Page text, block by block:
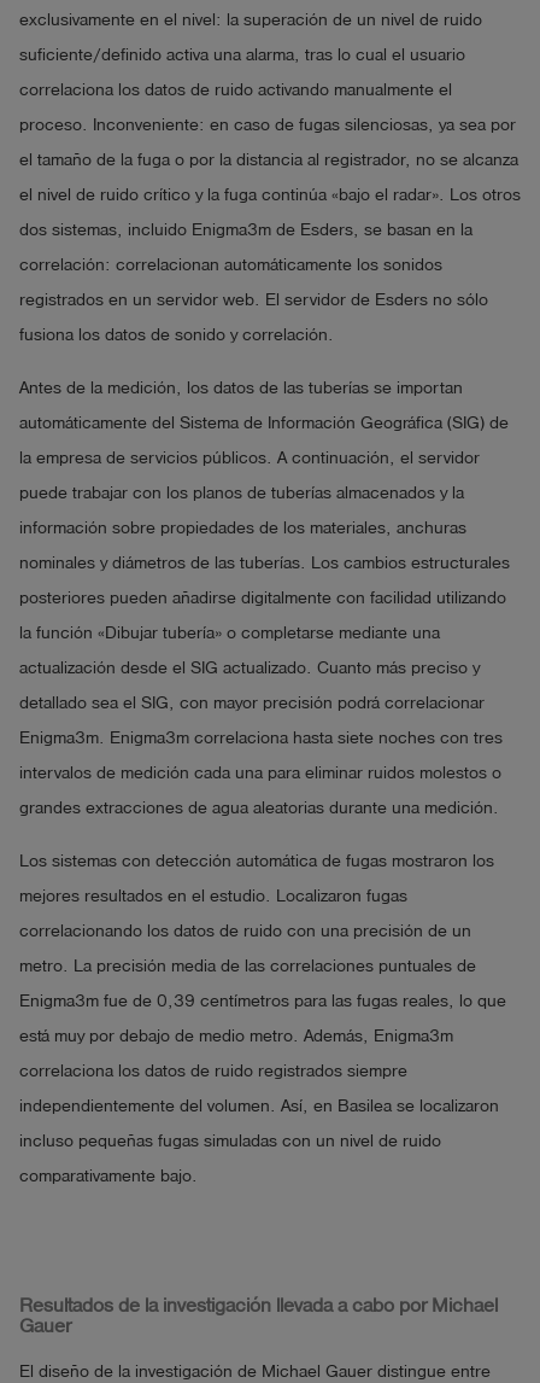
exclusivamente en el nivel: la superación de un nivel de ruido
suficiente/definido activa una alarma, tras lo cual el usuario
correlaciona los datos de ruido activando manualmente el
proceso. Inconveniente: en caso de fugas silenciosas, ya sea por
el tamaño de la fuga o por la distancia al registrador, no se alcanza
el nivel de ruido crítico y la fuga continúa «bajo el radar». Los otros
dos sistemas, incluido Enigma3m de Esders, se basan en la
correlación: correlacionan automáticamente los sonidos
registrados en un servidor web. El servidor de Esders no sólo
fusiona los datos de sonido y correlación.
Antes de la medición, los datos de las tuberías se importan
automáticamente del Sistema de Información Geográfica (SIG) de
la empresa de servicios públicos. A continuación, el servidor
puede trabajar con los planos de tuberías almacenados y la
información sobre propiedades de los materiales, anchuras
nominales y diámetros de las tuberías. Los cambios estructurales
posteriores pueden añadirse digitalmente con facilidad utilizando
la función «Dibujar tubería» o completarse mediante una
actualización desde el SIG actualizado. Cuanto más preciso y
detallado sea el SIG, con mayor precisión podrá correlacionar
Enigma3m. Enigma3m correlaciona hasta siete noches con tres
intervalos de medición cada una para eliminar ruidos molestos o
grandes extracciones de agua aleatorias durante una medición.
Los sistemas con detección automática de fugas mostraron los
mejores resultados en el estudio. Localizaron fugas
correlacionando los datos de ruido con una precisión de un
metro. La precisión media de las correlaciones puntuales de
Enigma3m fue de 0,39 centímetros para las fugas reales, lo que
está muy por debajo de medio metro. Además, Enigma3m
correlaciona los datos de ruido registrados siempre
independientemente del volumen. Así, en Basilea se localizaron
incluso pequeñas fugas simuladas con un nivel de ruido
comparativamente bajo.
Resultados de la investigación llevada a cabo por Michael
Gauer
El diseño de la investigación de Michael Gauer distingue entre